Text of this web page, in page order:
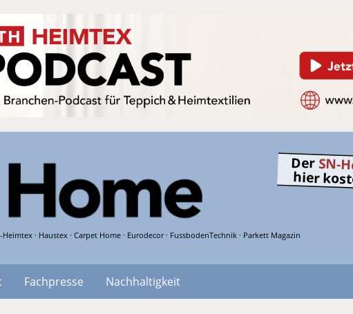
· Haustex · Carpet Home · Eurodecor · FussbodenTechnik · Parkett Magazin
Der SN-
hier
Fachpresse
Nachhaltigkeit